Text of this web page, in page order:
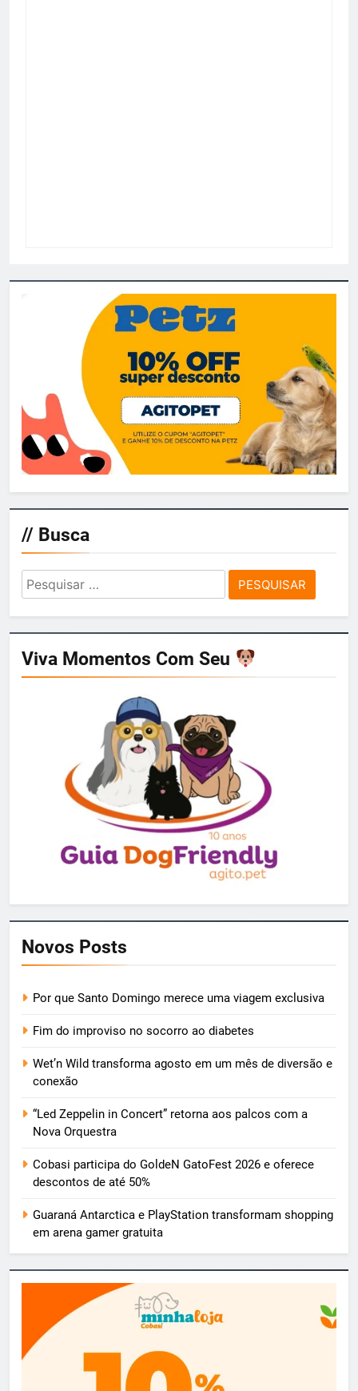
// Busca
Pesquisar
por:
Viva Momentos Com Seu
Novos Posts
Por que Santo Domingo merece uma viagem exclusiva
Fim do improviso no socorro ao diabetes
Wet’n Wild transforma agosto em um mês de diversão e
conexão
“Led Zeppelin in Concert” retorna aos palcos com a
Nova Orquestra
Cobasi participa do GoldeN GatoFest 2026 e oferece
descontos de até 50%
Guaraná Antarctica e PlayStation transformam shopping
em arena gamer gratuita